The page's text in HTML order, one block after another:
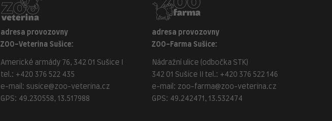
adresa provozovny
ZOO-Veterina Sušice:
Americké armády 76, 342 01 Sušice I
tel.: +420 376 522 435
e-mail: susice@zoo-veterina.cz
GPS: 49.230558, 13.517988
adresa provozovny
ZOO-Farma Sušice:
Nádražní ulice (odbočka STK)
342 01 Sušice II tel.: +420 376 522 146
e-mail: zoo-farma@zoo-veterina.cz
GPS: 49.242471, 13.532474